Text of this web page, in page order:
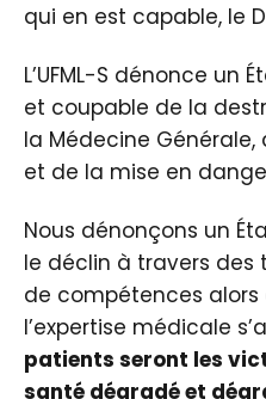
qui en est capable, le
L’UFML-S dénonce un
et coupable de la
la Médecine
et de la mise en
Nous dénonçons un
le déclin à travers
de compétences
l’expertise médicale
patients seront les
santé dégradé et